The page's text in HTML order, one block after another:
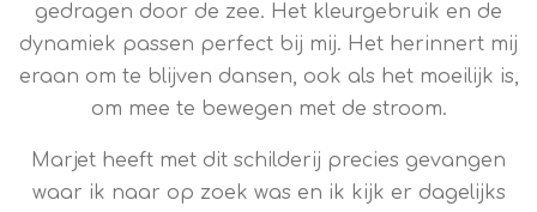
gedragen door de zee. Het kleurgebruik en de
dynamiek passen perfect bij mij. Het herinnert mij
eraan om te blijven dansen, ook als het moeilijk is,
om mee te bewegen met de stroom.
Marjet heeft met dit schilderij precies gevangen
waar ik naar op zoek was en ik kijk er dagelijks